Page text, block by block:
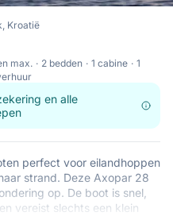
Kroatië
max. 2 bedden 1 cabine
1
en alle
perfect voor eilandhoppen
strand. Deze Axopar 28
op. De boot is snel,
vereist slechts een klein